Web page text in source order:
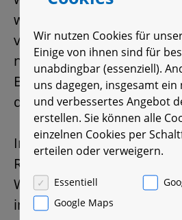
wurde in unmittelbarer
vorhandenen
neuerrichteten Gebäude
BHKWs wurden als
der Trocknungshalle
In der Trocknungshalle
Räume für die
Wärmeverteilung und die
integriert. Die
Wir nutzen Cookies für
Einige von ihnen sind für
unabdingbar (essenziell).
uns dagegen, insgesamt
und verbessertes Angebot
erstellen. Sie können alle
einzelnen Cookies per
erteilen oder verweigern.
Essentiell
Google Maps